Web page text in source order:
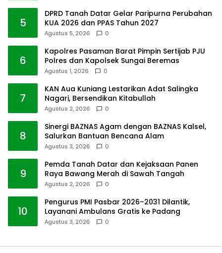
5
DPRD Tanah Datar Gelar Paripurna Perubahan
KUA 2026 dan PPAS Tahun 2027
Agustus 5, 2026 0
6
Kapolres Pasaman Barat Pimpin Sertijab PJU
Polres dan Kapolsek Sungai Beremas
Agustus 1, 2026 0
7
KAN Aua Kuniang Lestarikan Adat Salingka
Nagari, Bersendikan Kitabullah
Agustus 2, 2026 0
8
Sinergi BAZNAS Agam dengan BAZNAS Kalsel,
Salurkan Bantuan Bencana Alam
Agustus 3, 2026 0
9
Pemda Tanah Datar dan Kejaksaan Panen
Raya Bawang Merah di Sawah Tangah
Agustus 2, 2026 0
10
Pengurus PMI Pasbar 2026–2031 Dilantik,
Layanani Ambulans Gratis ke Padang
Agustus 3, 2026 0